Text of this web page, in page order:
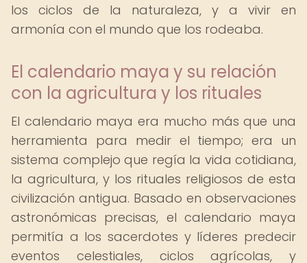
los ciclos de la naturaleza, y a vivir en
armonía con el mundo que los rodeaba.
El calendario maya y su relación
con la agricultura y los rituales
El calendario maya era mucho más que una
herramienta para medir el tiempo; era un
sistema complejo que regía la vida cotidiana,
la agricultura, y los rituales religiosos de esta
civilización antigua. Basado en observaciones
astronómicas precisas, el calendario maya
permitía a los sacerdotes y líderes predecir
eventos celestiales, ciclos agrícolas, y